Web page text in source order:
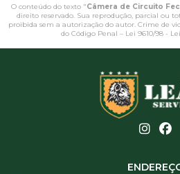
O conteúdo do texto "Câmera de Circuito
direito reservado. Sua reprodução, parcial ou
proibida sem a autorização do autor. Crime de
do Código Penal – Lei 9610/98 -